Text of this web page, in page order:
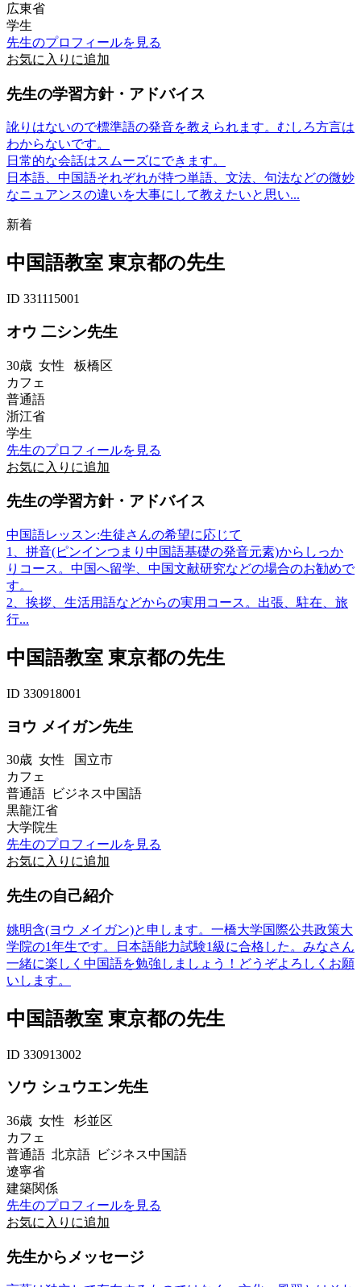
広東省
学生
先生のプロフィールを見る
お気に入りに追加
先生の学習方針・アドバイス
訛りはないので標準語の発音を教えられます。むしろ方言は
わからないです。
日常的な会話はスムーズにできます。
日本語、中国語それぞれが持つ単語、文法、句法などの微妙
なニュアンスの違いを大事にして教えたいと思い...
新着
中国語教室 東京都の先生
ID 331115001
オウ 二シン先生
30歳 女性 板橋区
カフェ
普通語
浙江省
学生
先生のプロフィールを見る
お気に入りに追加
先生の学習方針・アドバイス
中国語レッスン:生徒さんの希望に応じて
1、拼音(ピンインつまり中国語基礎の発音元素)からしっか
りコース。中国へ留学、中国文献研究などの場合のお勧めで
す。
2、挨拶、生活用語などからの実用コース。出張、駐在、旅
行...
中国語教室 東京都の先生
ID 330918001
ヨウ メイガン先生
30歳 女性 国立市
カフェ
普通語 ビジネス中国語
黒龍江省
大学院生
先生のプロフィールを見る
お気に入りに追加
先生の自己紹介
姚明含(ヨウ メイガン)と申します。一橋大学国際公共政策大
学院の1年生です。日本語能力試験1級に合格した。みなさん
一緒に楽しく中国語を勉強しましょう！どうぞよろしくお願
いします。
中国語教室 東京都の先生
ID 330913002
ソウ シュウエン先生
36歳 女性 杉並区
カフェ
普通語 北京語 ビジネス中国語
遼寧省
建築関係
先生のプロフィールを見る
お気に入りに追加
先生からメッセージ